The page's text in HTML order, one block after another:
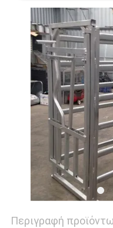
POLICY
Περιγραφή